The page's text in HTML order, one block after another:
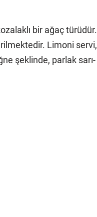
bir ağaç türüdür.
Limoni servi,
şeklinde, parlak sarı-